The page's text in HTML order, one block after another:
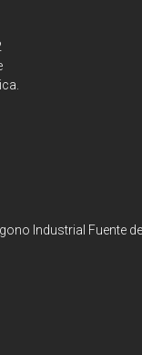
Industrial Fuente